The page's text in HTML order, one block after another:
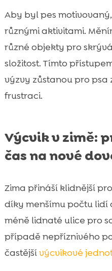
Aby byl pes
různými aktivitami.
různé objekty pro
složitost. Tímto
výzvy zůstanou pro
frustraci.
Výcvik v zimě:
čas na nové
Zima přináší klidnější
díky menšímu počtu lidí
méně lidnaté ulice pro
případě nepříznivého
častějšívýcvikové